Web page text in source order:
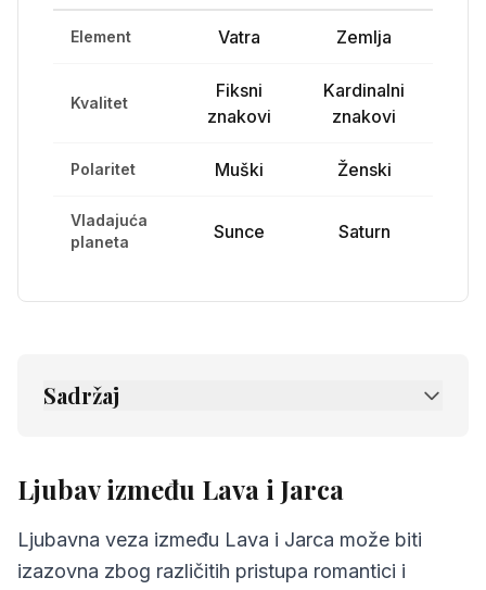
Element Vatra Zemlja
Kvalitet
Fiksni
znakovi
Kardinalni
znakovi
Polaritet Muški Ženski
Vladajuća
planeta
Sunce Saturn
Sadržaj
Izazovi u odnosu Lava i Jarca
Ljubav između Lava i Jarca
Ljubavna veza između Lava i Jarca može biti
izazovna zbog različitih pristupa romantici i